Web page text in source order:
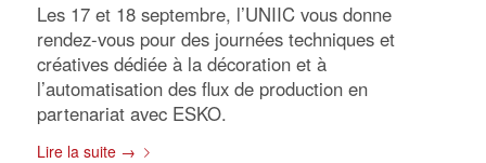
Les 17 et 18 septembre, l’UNIIC vous donne
rendez-vous pour des journées techniques et
créatives dédiée à la décoration et à
l’automatisation des flux de production en
partenariat avec ESKO.
Lire la suite→